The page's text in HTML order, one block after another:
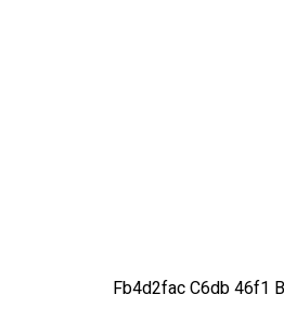
Fb4d2fac C6db 46f1